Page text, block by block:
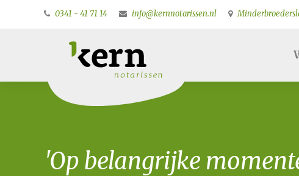
0341 - 41 71 14 info@kernnotarissen.nl
'Op belangrijke